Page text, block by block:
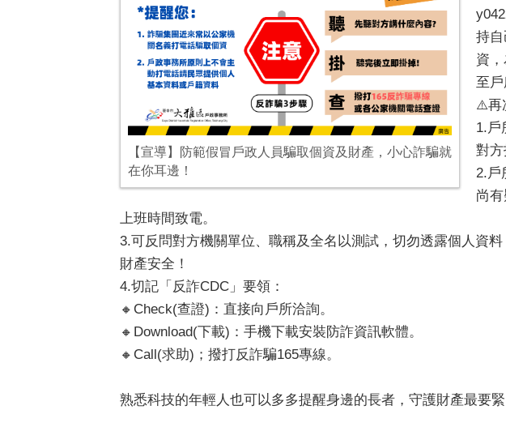
【宣導】防範假冒戶政人員騙取個資及財產，小心詐騙就
在你耳邊！
持
資
至戶
⚠️再
1.戶
對方
2.戶
尚
上班時間致電。
3.可反問對方機關單位、職稱及全名以測試，切勿透露個人資
財產安全！
4.切記「反詐CDC」要領：
🔸Check(查證)：直接向戶所洽詢。
🔸Download(下載)：手機下載安裝防詐資訊軟體。
🔸Call(求助)；撥打反詐騙165專線。
熟悉科技的年輕人也可以多多提醒身邊的長者，守護財產最要緊